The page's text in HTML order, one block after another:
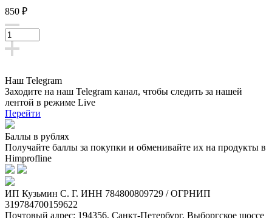
850 ₽
Наш Telegram
Заходите на наш Telegram канал, чтобы следить за нашей
лентой в режиме Live
Перейти
Баллы в рублях
Получайте баллы за покупки и обменивайте их на продукты в
Himprofline
ИП Кузьмин C. Г. ИНН 784800809729 / ОГРНИП
319784700159622
Почтовый адрес: 194356, Санкт-Петербург, Выборгское шоссе